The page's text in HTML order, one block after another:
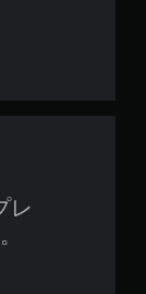
レ